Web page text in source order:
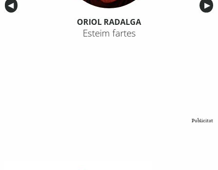
Anterior
◀︎ ▶︎
ORIOL RADALGA
Esteim fartes
Publicitat